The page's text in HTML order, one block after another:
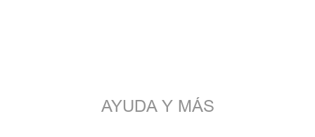
AYUDA Y MÁS